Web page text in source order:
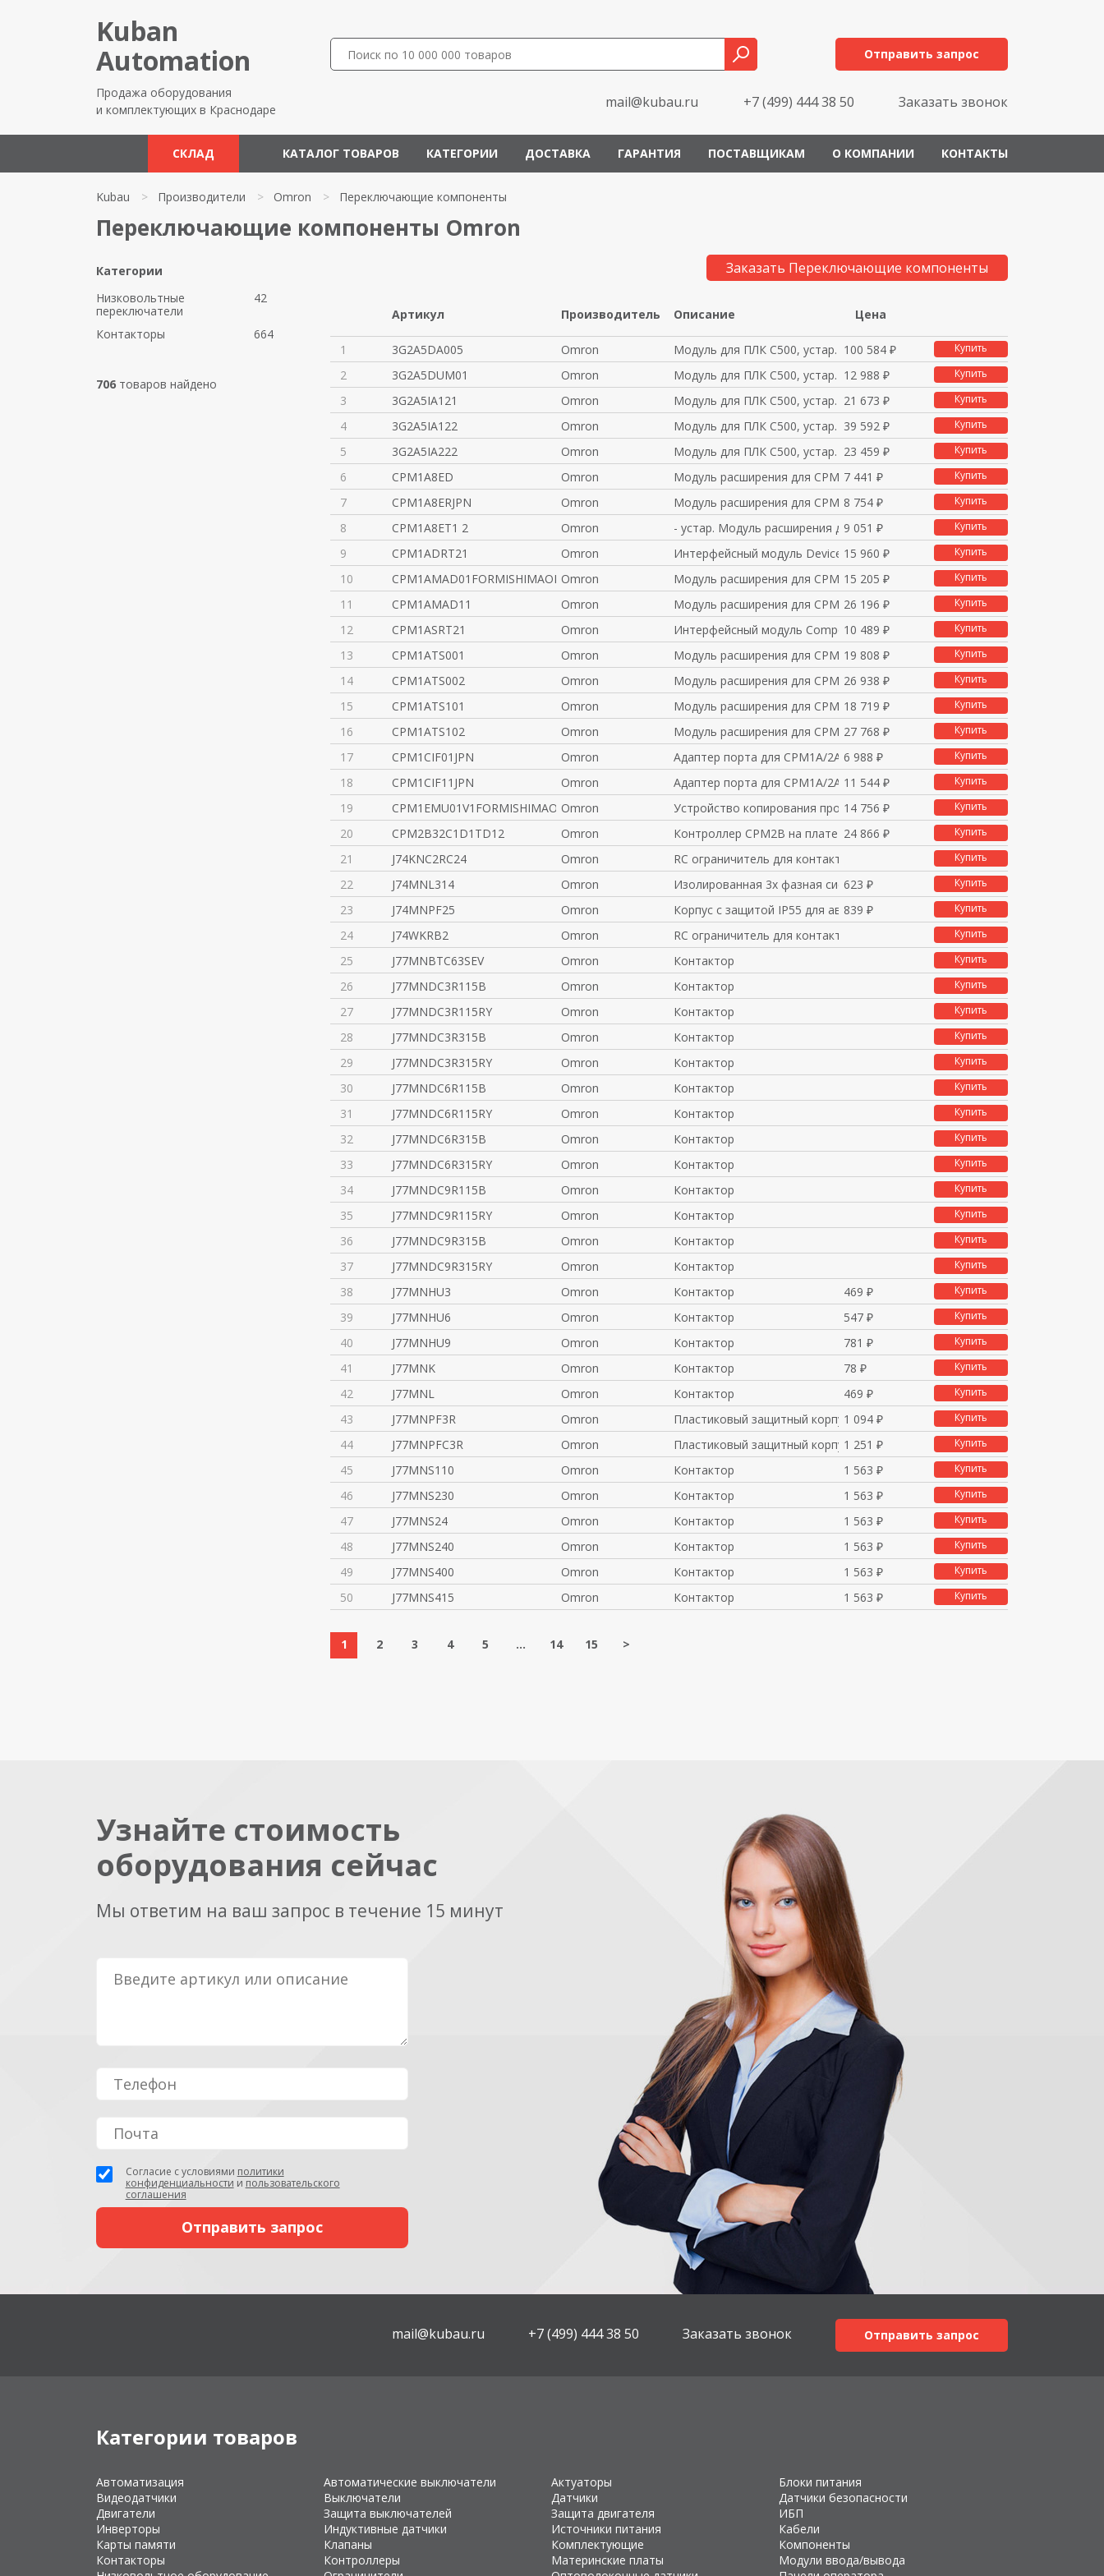
Kuban
Automation
Продажа оборудования
и комплектующих в Краснодаре
Отправить запрос
mail@kubau.ru +7 (499) 444 38 50 Заказать звонок
СКЛАД КАТАЛОГ ТОВАРОВ КАТЕГОРИИ ДОСТАВКА ГАРАНТИЯ ПОСТАВЩИКАМ О КОМПАНИИ КОНТАКТЫ
Kubau > Производители > Omron > Переключающие компоненты
Переключающие компоненты Omron
Категории
Низковольтные
переключатели
42
Контакторы 664
706 товаров найдено
Заказать Переключающие компоненты
Артикул Производитель Описание Цена
1 3G2A5DA005 Omron Модуль для ПЛК C500, устар. 100 584 ₽ Купить
2 3G2A5DUM01 Omron Модуль для ПЛК C500, устар. 12 988 ₽ Купить
3 3G2A5IA121 Omron Модуль для ПЛК C500, устар. 21 673 ₽ Купить
4 3G2A5IA122 Omron Модуль для ПЛК C500, устар. 39 592 ₽ Купить
5 3G2A5IA222 Omron Модуль для ПЛК C500, устар. 23 459 ₽ Купить
6 CPM1A8ED Omron Модуль расширения для CPM1A/2A
7 441 ₽ Купить
7 CPM1A8ERJPN Omron Модуль расширения для CPM1A/2A
8 754 ₽ Купить
8 CPM1A8ET1 2 Omron - устар. Модуль расширения для9 051 ₽ Купить
9 CPM1ADRT21 Omron Интерфейсный модуль DeviceNet15 960 ₽ Купить
10 CPM1AMAD01FORMISHIMAONLYOmron Модуль расширения для CPM1A/2A
15 205 ₽ Купить
11 CPM1AMAD11 Omron Модуль расширения для CPM1A/2A
26 196 ₽ Купить
12 CPM1ASRT21 Omron Интерфейсный модуль CompoBus/S
10 489 ₽ Купить
13 CPM1ATS001 Omron Модуль расширения для CPM1A/2A
19 808 ₽ Купить
14 CPM1ATS002 Omron Модуль расширения для CPM1A/2A
26 938 ₽ Купить
15 CPM1ATS101 Omron Модуль расширения для CPM1A/2A
18 719 ₽ Купить
16 CPM1ATS102 Omron Модуль расширения для CPM1A/2A
27 768 ₽ Купить
17 CPM1CIF01JPN Omron Адаптер порта для CPM1A/2A, пе6 988 ₽ Купить
18 CPM1CIF11JPN Omron Адаптер порта для CPM1A/2A, пе11 544 ₽ Купить
19 CPM1EMU01V1FORMISHIMAONLYOmron Устройство копирования програм14 756 ₽ Купить
20 CPM2B32C1D1TD12 Omron Контроллер CPM2B на плате 24 866 ₽ Купить
21 J74KNC2RC24 Omron RC ограничитель для контакторо Купить
22 J74MNL314 Omron Изолированная 3х фазная систем
623 ₽ Купить
23 J74MNPF25 Omron Корпус с защитой IP55 для авто839 ₽ Купить
24 J74WKRB2 Omron RC ограничитель для контакторо Купить
25 J77MNBTC63SEV Omron Контактор Купить
26 J77MNDC3R115B Omron Контактор Купить
27 J77MNDC3R115RY Omron Контактор Купить
28 J77MNDC3R315B Omron Контактор Купить
29 J77MNDC3R315RY Omron Контактор Купить
30 J77MNDC6R115B Omron Контактор Купить
31 J77MNDC6R115RY Omron Контактор Купить
32 J77MNDC6R315B Omron Контактор Купить
33 J77MNDC6R315RY Omron Контактор Купить
34 J77MNDC9R115B Omron Контактор Купить
35 J77MNDC9R115RY Omron Контактор Купить
36 J77MNDC9R315B Omron Контактор Купить
37 J77MNDC9R315RY Omron Контактор Купить
38 J77MNHU3 Omron Контактор 469 ₽ Купить
39 J77MNHU6 Omron Контактор 547 ₽ Купить
40 J77MNHU9 Omron Контактор 781 ₽ Купить
41 J77MNK Omron Контактор 78 ₽ Купить
42 J77MNL Omron Контактор 469 ₽ Купить
43 J77MNPF3R Omron Пластиковый защитный корпус д/1 094 ₽ Купить
44 J77MNPFC3R Omron Пластиковый защитный корпус д/1 251 ₽ Купить
45 J77MNS110 Omron Контактор 1 563 ₽ Купить
46 J77MNS230 Omron Контактор 1 563 ₽ Купить
47 J77MNS24 Omron Контактор 1 563 ₽ Купить
48 J77MNS240 Omron Контактор 1 563 ₽ Купить
49 J77MNS400 Omron Контактор 1 563 ₽ Купить
50 J77MNS415 Omron Контактор 1 563 ₽ Купить
1 2 3 4 5 ... 14 15 >
Узнайте стоимость
оборудования сейчас
Мы ответим на ваш запрос в течение 15 минут
Согласие с условиями политики
конфиденциальности и пользовательского
соглашения
mail@kubau.ru +7 (499) 444 38 50 Заказать звонок Отправить запрос
Категории товаров
Автоматизация Автоматические выключатели Актуаторы
Блоки питания
Видеодатчики
Выключатели Датчики
Датчики безопасности
Двигатели
Защита выключателей Защита двигателя
ИБП
Инверторы
Индуктивные датчики Источники питания
Кабели
Карты памяти
Клапаны Комплектующие
Компоненты
Контакторы
Контроллеры Материнские платы
Модули ввода/вывода